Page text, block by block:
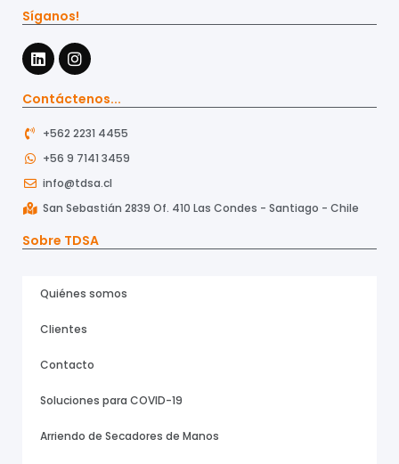
Síganos!
Contáctenos...
+562 2231 4455
+56 9 7141 3459
info@tdsa.cl
San Sebastián 2839 Of. 410 Las Condes - Santiago - Chile
Sobre TDSA
Quiénes somos
Clientes
Contacto
Soluciones para COVID-19
Arriendo de Secadores de Manos